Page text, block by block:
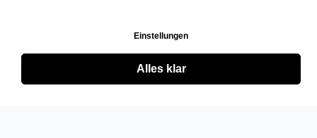
Einstellungen
Alles klar